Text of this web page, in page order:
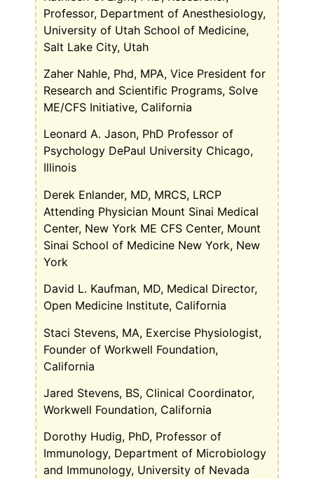
Professor, Department of Anesthesiology,
University of Utah School of Medicine,
Salt Lake City, Utah
Zaher Nahle, Phd, MPA, Vice President for
Research and Scientific Programs, Solve
ME/CFS Initiative, California
Leonard A. Jason, PhD Professor of
Psychology DePaul University Chicago,
Illinois
Derek Enlander, MD, MRCS, LRCP
Attending Physician Mount Sinai Medical
Center, New York ME CFS Center, Mount
Sinai School of Medicine New York, New
York
David L. Kaufman, MD, Medical Director,
Open Medicine Institute, California
Staci Stevens, MA, Exercise Physiologist,
Founder of Workwell Foundation,
California
Jared Stevens, BS, Clinical Coordinator,
Workwell Foundation, California
Dorothy Hudig, PhD, Professor of
Immunology, Department of Microbiology
and Immunology, University of Nevada